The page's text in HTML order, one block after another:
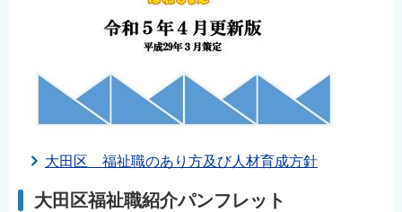
大田区 福祉職のあり方及び人材育成方針
大田区福祉職紹介パンフレット